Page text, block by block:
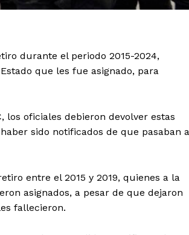
durante el periodo 2015-2024,
que les fue asignado, para
los oficiales debieron devolver estas
sido notificados de que pasaban
entre el 2015 y 2019, quienes a la
asignados, a pesar de que dejaron
fallecieron.